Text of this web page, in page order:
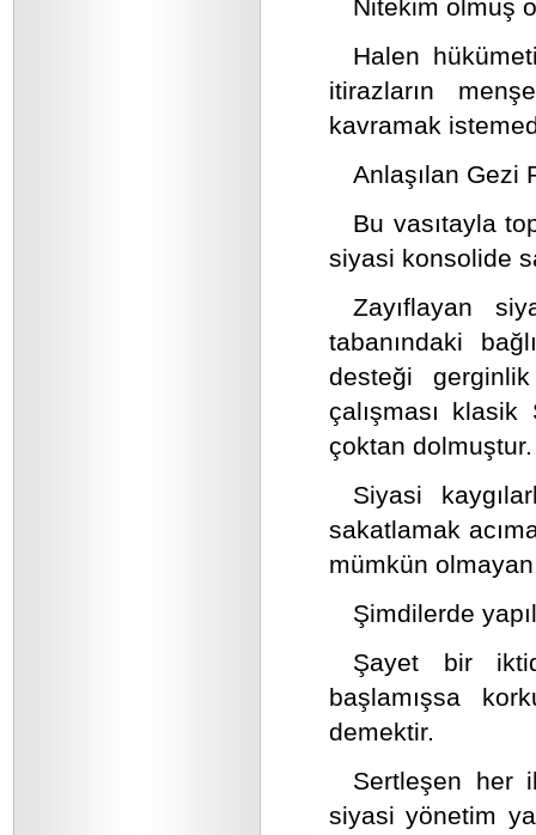
Nitekim olmuş
Halen
itirazların
kavramak
Anlaşılan Gezi
Bu vasıtayla
siyasi konsolide
Zayıflayan
tabanındaki
desteği
çalışması
çoktan dolmuştur.
Siyasi
sakatlamak
mümkün
Şimdilerde
Şayet bir
başlamışsa
demektir.
Sertleşen her
siyasi yönetim